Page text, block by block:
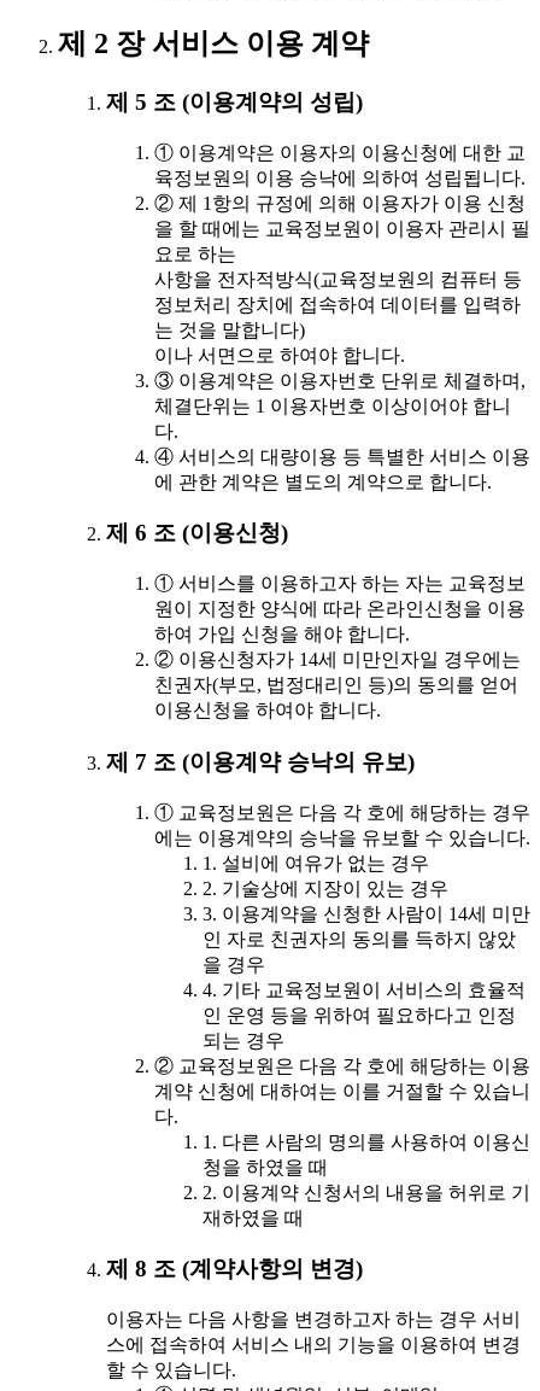
제 2 장 서비스 이용 계약
제 5 조 (이용계약의 성립)
① 이용계약은 이용자의 이용신청에 대한 교
육정보원의 이용 승낙에 의하여 성립됩니다.
② 제 1항의 규정에 의해 이용자가 이용 신청
을 할 때에는 교육정보원이 이용자 관리시 필
요로 하는
사항을 전자적방식(교육정보원의 컴퓨터 등
정보처리 장치에 접속하여 데이터를 입력하
는 것을 말합니다)
이나 서면으로 하여야 합니다.
③ 이용계약은 이용자번호 단위로 체결하며,
체결단위는 1 이용자번호 이상이어야 합니
다.
④ 서비스의 대량이용 등 특별한 서비스 이용
에 관한 계약은 별도의 계약으로 합니다.
제 6 조 (이용신청)
① 서비스를 이용하고자 하는 자는 교육정보
원이 지정한 양식에 따라 온라인신청을 이용
하여 가입 신청을 해야 합니다.
② 이용신청자가 14세 미만인자일 경우에는
친권자(부모, 법정대리인 등)의 동의를 얻어
이용신청을 하여야 합니다.
제 7 조 (이용계약 승낙의 유보)
① 교육정보원은 다음 각 호에 해당하는 경우
에는 이용계약의 승낙을 유보할 수 있습니다.
1. 설비에 여유가 없는 경우
2. 기술상에 지장이 있는 경우
3. 이용계약을 신청한 사람이 14세 미만
인 자로 친권자의 동의를 득하지 않았
을 경우
4. 기타 교육정보원이 서비스의 효율적
인 운영 등을 위하여 필요하다고 인정
되는 경우
② 교육정보원은 다음 각 호에 해당하는 이용
계약 신청에 대하여는 이를 거절할 수 있습니
다.
1. 다른 사람의 명의를 사용하여 이용신
청을 하였을 때
2. 이용계약 신청서의 내용을 허위로 기
재하였을 때
제 8 조 (계약사항의 변경)
이용자는 다음 사항을 변경하고자 하는 경우 서비
스에 접속하여 서비스 내의 기능을 이용하여 변경
할 수 있습니다.